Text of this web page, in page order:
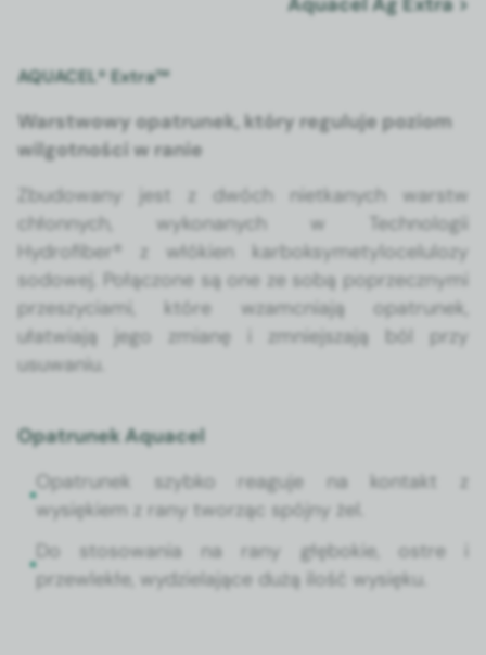
AQUACEL® Extra™
Warst­wowy opa­trunek, który reg­u­lu­je poziom
wilgo­t­noś­ci w ranie
Zbu­dowany jest z dwóch nietkanych warstw
chłon­nych, wyko­nanych w Tech­nologii
Hydrofiber® z włókien kar­boksymety­lo­celu­lozy
sodowej. Połąc­zone są one ze sobą poprzeczny­mi
przeszy­ci­a­mi, które wzam­c­ni­a­ją opa­trunek,
ułatwia­ją jego zmi­anę i zmniejsza­ją ból przy
usuwa­niu.
Opatrunek Aquacel
Opa­trunek szy­bko reagu­je na kon­takt z
wysiękiem z rany tworząc spójny żel.
Do stosowa­nia na rany głębok­ie, ostre i
przewlekłe, wydziela­jące dużą ilość wysięku.